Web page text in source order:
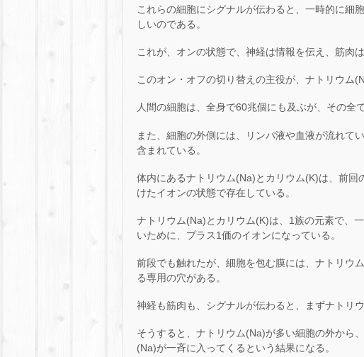
これらの細胞にシグナルが伝わると、一時的に細
しいのである。
これが、オンの状態で、神経は情報を伝え、筋肉
このオン・オフの切り替えの主役が、ナトリウム
人間の細胞は、全身で60兆個にも及ぶが、その全
また、細胞の外側には、リンパ液や血液が流れて
含まれている。
体内にあるナトリウム(Na)とカリウム(K)は、前
けたイオンの状態で存在している。
ナトリウム(Na)とカリウム(K)は、1族の元素で、
いために、プラス1価のイオンになっている。
前段でも触れたが、細胞を包む膜には、ナトリウ
る専用の穴がある。
神経も筋肉も、シグナルが伝わると、まずナトリ
そうすると、ナトリウム(Na)が多い細胞の外から
(Na)が一斉に入ってくるという結果になる。